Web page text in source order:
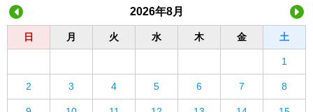
2026年8月
日 月 火 水 木 金 土
1
2 3 4 5 6 7 8